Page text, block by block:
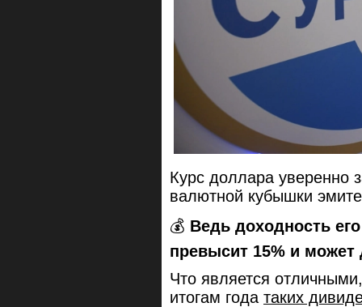
Курс доллара уверенно
валютной кубышки
💰 Ведь доходность
превысит 15% и может
Что является
итогам года таких